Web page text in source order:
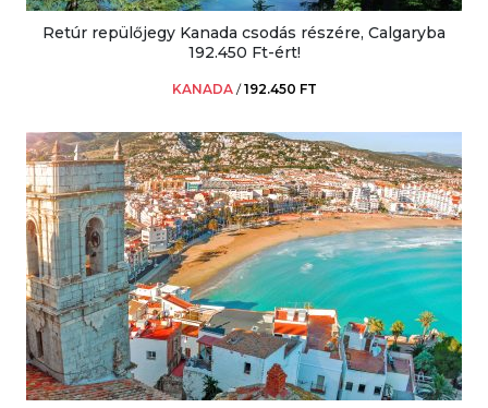
Retúr repülőjegy Kanada csodás részére, Calgaryba
192.450 Ft-ért!
KANADA /192.450 FT